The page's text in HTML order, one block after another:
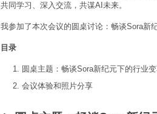
共同学习、深入交流，共谋AI未来。
我参加了本次会议的圆桌讨论：畅谈Sora新
目录
圆桌主题：畅谈Sora新纪元下的行业
会议体验和照片分享